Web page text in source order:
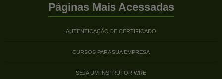
Páginas Mais Acessadas
AUTENTICAÇÃO DE CERTIFICADO
CURSOS PARA SUA EMPRESA
SEJA UM INSTRUTOR WRE